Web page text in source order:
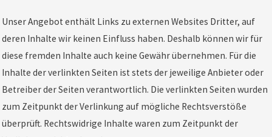
Unser Angebot enthält Links zu externen Websites Dritter, auf
deren Inhalte wir keinen Einfluss haben. Deshalb können wir für
diese fremden Inhalte auch keine Gewähr übernehmen. Für die
Inhalte der verlinkten Seiten ist stets der jeweilige Anbieter oder
Betreiber der Seiten verantwortlich. Die verlinkten Seiten wurden
zum Zeitpunkt der Verlinkung auf mögliche Rechtsverstöße
überprüft. Rechtswidrige Inhalte waren zum Zeitpunkt der